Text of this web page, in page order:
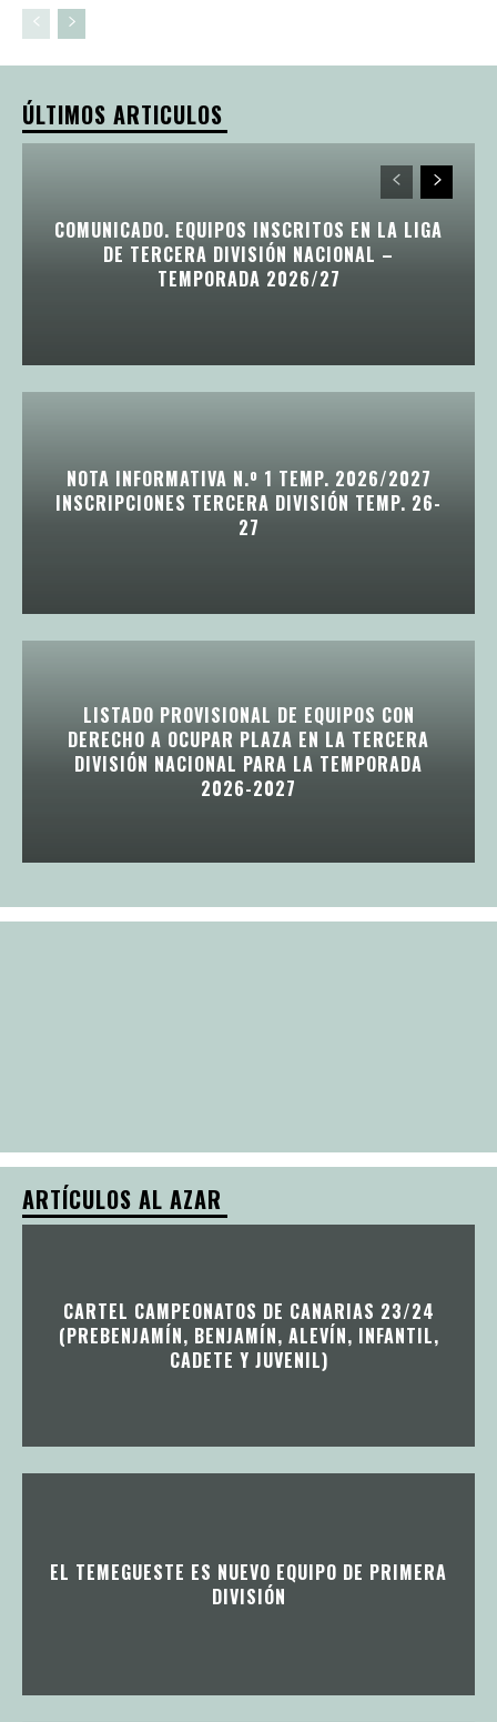
ÚLTIMOS ARTICULOS
COMUNICADO. EQUIPOS INSCRITOS EN LA LIGA
DE TERCERA DIVISIÓN NACIONAL –
TEMPORADA 2026/27
NOTA INFORMATIVA N.º 1 TEMP. 2026/2027
INSCRIPCIONES TERCERA DIVISIÓN TEMP. 26-
27
LISTADO PROVISIONAL DE EQUIPOS CON
DERECHO A OCUPAR PLAZA EN LA TERCERA
DIVISIÓN NACIONAL PARA LA TEMPORADA
2026-2027
ARTÍCULOS AL AZAR
CARTEL CAMPEONATOS DE CANARIAS 23/24
(PREBENJAMÍN, BENJAMÍN, ALEVÍN, INFANTIL,
CADETE Y JUVENIL)
EL TEMEGUESTE ES NUEVO EQUIPO DE PRIMERA
DIVISIÓN